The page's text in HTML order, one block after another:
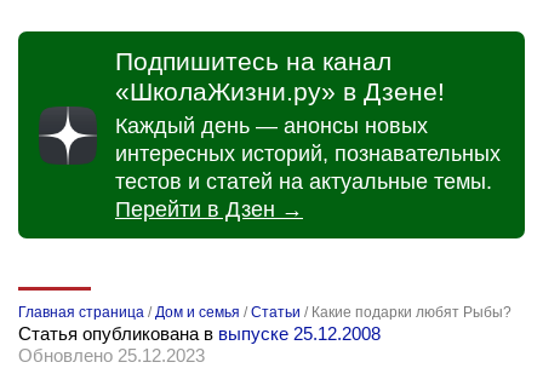
Подпишитесь на канал
«ШколаЖизни.ру» в Дзене!
Каждый день — анонсы новых
интересных историй, познавательных
тестов и статей на актуальные темы.
Перейти в Дзен →
Главная страница /Дом и семья /Статьи / Какие подарки любят Рыбы?
Статья опубликована в выпуске 25.12.2008
Обновлено 25.12.2023